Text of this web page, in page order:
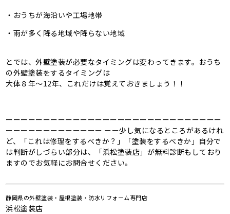
・おうちが海沿いや工場地帯
・雨が多く降る地域や降らない地域
とでは、外壁塗装が必要なタイミングは変わってきます。おうち
の外壁塗装をするタイミングは
大体８年～12年、これだけは覚えておきましょう！！
ーーーーーーーーーーーーーーーーーーーーーーーーーーーーー
ーーーーーーーーーーーーー ーー少し気になるところがあるけれ
ど、「これは修理をするべきか？」「塗装をするべきか」自分で
は判断がしづらい部分は、「浜松塗装店」が無料診断もしており
ますのでお気軽にお問合せください。
静岡県の外壁塗装・屋根塗装・防水リフォーム専門店
浜松塗装店